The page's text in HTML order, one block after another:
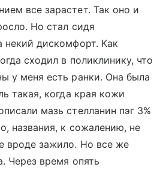
все зарастет. Так оно и
Но стал сидя
некий дискомфорт. Как
сходил в поликлинику, что
у меня есть ранки. Она была
такая, когда края кожи
мазь стелланин пэг 3%
названия, к сожалению, не
вроде зажило. Но все же
Через время опять